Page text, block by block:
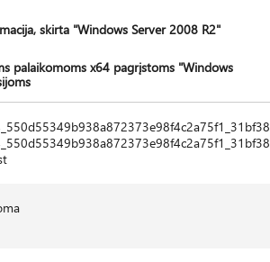
skirta "Windows Server 2008 R2"
palaikomoms x64 pagrįstoms "Windows